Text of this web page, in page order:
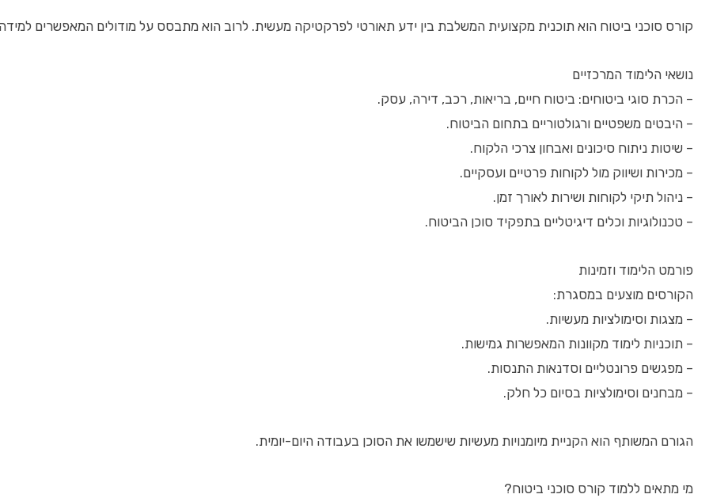
קורס סוכני ביטוח הוא תוכנית מקצועית המשלבת בין ידע תאורטי לפרקטיקה מעשית. לרוב הוא מתבסס על מודולים המאפשרים
נושאי הלימוד המרכזיים
– הכרת סוגי ביטוחים: ביטוח חיים, בריאות, רכב, דירה, עסק.
– היבטים משפטיים ורגולטוריים בתחום הביטוח.
– שיטות ניתוח סיכונים ואבחון צרכי הלקוח.
– מכירות ושיווק מול לקוחות פרטיים ועסקיים.
– ניהול תיקי לקוחות ושירות לאורך זמן.
– טכנולוגיות וכלים דיגיטליים בתפקיד סוכן הביטוח.
פורמט הלימוד וזמינות
הקורסים מוצעים במסגרת:
– מצגות וסימולציות מעשיות.
– תוכניות לימוד מקוונות המאפשרות גמישות.
– מפגשים פרונטליים וסדנאות התנסות.
– מבחנים וסימולציות בסיום כל חלק.
הגורם המשותף הוא הקניית מיומנויות מעשיות שישמשו את הסוכן בעבודה היום-יומית.
מי מתאים ללמוד קורס סוכני ביטוח?